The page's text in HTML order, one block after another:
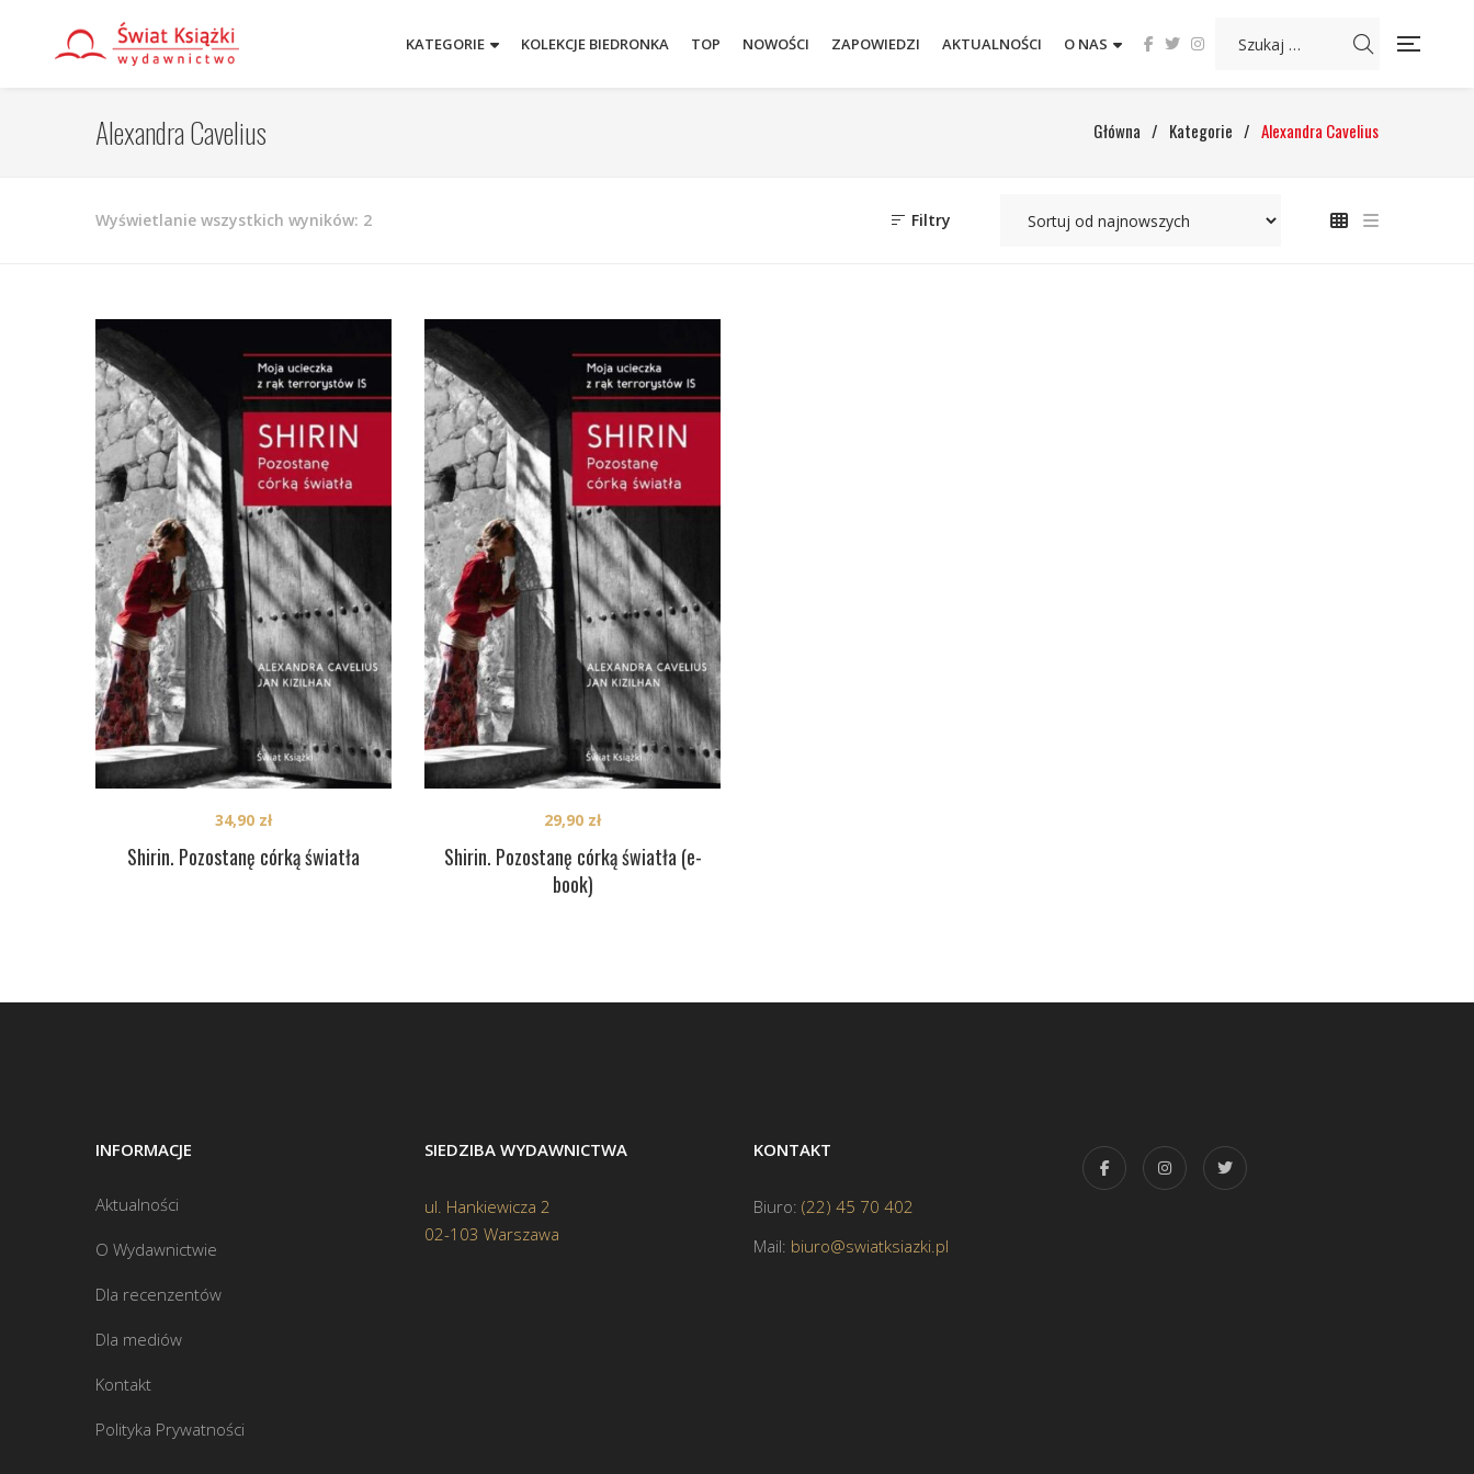
KATEGORIE KOLEKCJE BIEDRONKA TOP NOWOŚCI ZAPOWIEDZI AKTUALNOŚCI O NAS
Alexandra Cavelius Główna / Kategorie / Alexandra Cavelius
Wyświetlanie wszystkich wyników: 2Posortowane
Filtry
Shirin. Pozostanę córką światła
34,90 zł
Shirin. Pozostanę córką światła (e-
book)
29,90 zł
INFORMACJE
Aktualności
O Wydawnictwie
Dla recenzentów
Dla mediów
Kontakt
Polityka Prywatności
SIEDZIBA WYDAWNICTWA
ul. Hankiewicza 2
02-103 Warszawa
KONTAKT
Biuro: (22) 45 70 402
Mail: biuro@swiatksiazki.pl